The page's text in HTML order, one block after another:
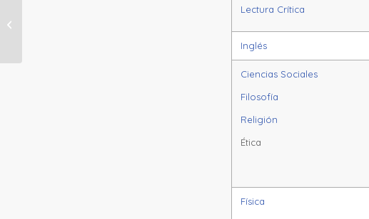
Lectura Crítica
Inglés
Ciencias Sociales
Filosofía
Religión
Ética
Física